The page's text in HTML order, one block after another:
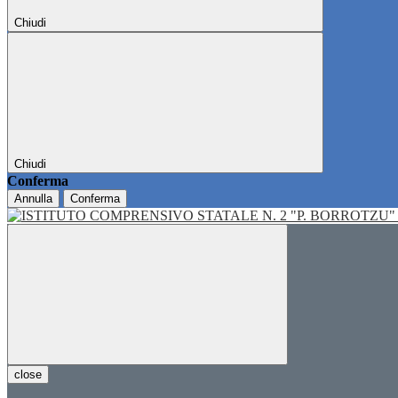
Chiudi
Chiudi
Conferma
Annulla Conferma
close